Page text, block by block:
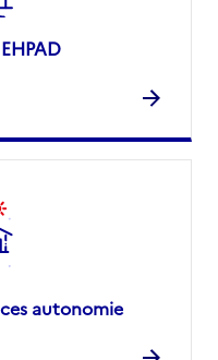
autonomie